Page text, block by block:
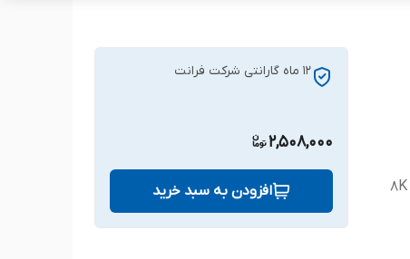
12 ماه گارانتی شرکت فرانت
2,508,000
افزودن به سبد خرید